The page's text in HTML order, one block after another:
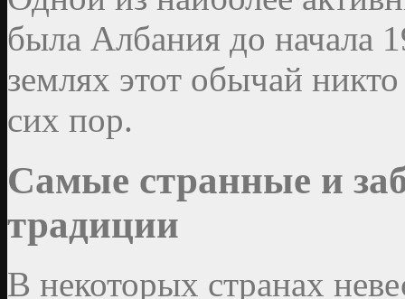
была Албания до начала
землях этот обычай
сих пор.
Самые странные и
традиции
В некоторых странах